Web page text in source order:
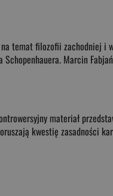
na temat filozofii zachodniej i
Schopenhauera. Marcin
materiał
kwestię zasadności